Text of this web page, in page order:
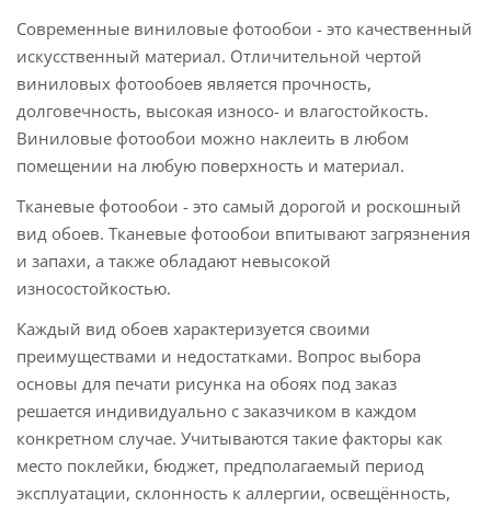
Современные виниловые фотообои - это качественный
искусственный материал. Отличительной чертой
виниловых фотообоев является прочность,
долговечность, высокая износо- и влагостойкость.
Виниловые фотообои можно наклеить в любом
помещении на любую поверхность и материал.
Тканевые фотообои - это самый дорогой и роскошный
вид обоев. Тканевые фотообои впитывают загрязнения
и запахи, а также обладают невысокой
износостойкостью.
Каждый вид обоев характеризуется своими
преимуществами и недостатками. Вопрос выбора
основы для печати рисунка на обоях под заказ
решается индивидуально с заказчиком в каждом
конкретном случае. Учитываются такие факторы как
место поклейки, бюджет, предполагаемый период
эксплуатации, склонность к аллергии, освещённость,